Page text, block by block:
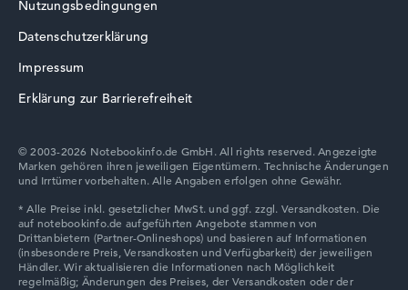
Nutzungsbedingungen
Datenschutzerklärung
Impressum
Erklärung zur Barrierefreiheit
© 2003-2026 Notebookinfo.de GmbH. All rights reserved. Angezeigte
Marken gehören ihren jeweiligen Eigentümern. Technische Änderungen
und Irrtümer vorbehalten. Alle Angaben erfolgen ohne Gewähr.